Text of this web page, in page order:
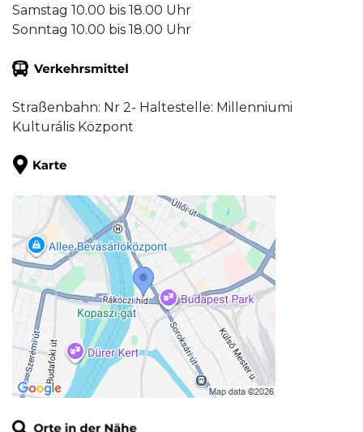
Samstag 10.00 bis 18.00 Uhr
Sonntag 10.00 bis 18.00 Uhr
Straßenbahn: Nr 2- Haltestelle: Millenniumi
Kulturális Központ